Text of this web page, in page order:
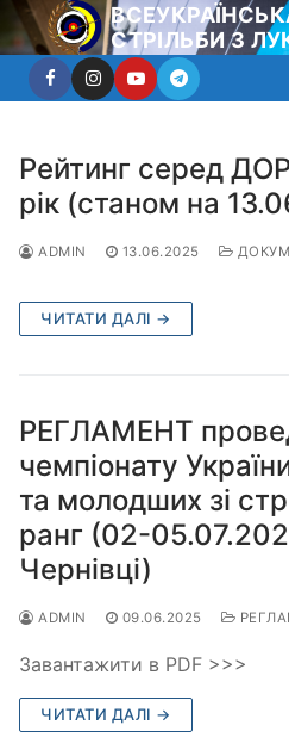
Перейти
до
вмісту
СТРІЛЬБИ З
Рейтинг серед
рік (станом на
ADMIN 13.06.2025
ЧИТАТИ ДАЛІ →
РЕГЛАМЕНТ
чемпіонату
та молодших зі
ранг (02-
Чернівці)
ADMIN 09.06.2025
Завантажити в PDF >>>
ЧИТАТИ ДАЛІ →